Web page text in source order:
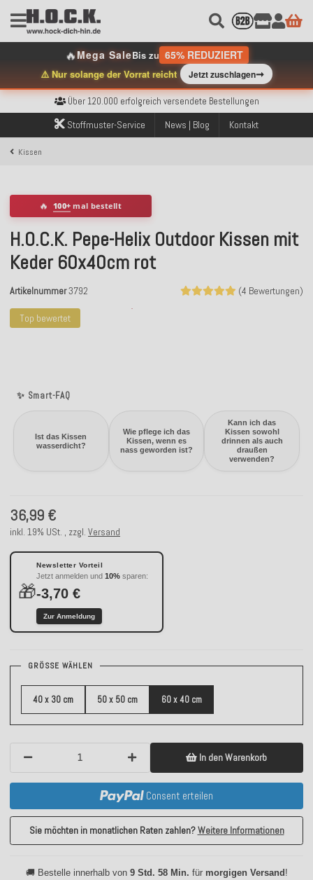
🔥Mega SaleBis zu 65% REDUZIERT
⚠️ Nur solange der Vorrat reicht Jetzt zuschlagen➞
Kostenloser Versand innerhalb Deutschlands ab 99€ Bestellwert
Über 120.000 erfolgreich versendete Bestellungen
Sicher bezahlen mit Klarna, PayPal & Amazon Pay
Kostenloser Versand innerhalb Deutschlands ab 99€ Bestellwert
Über 120.000 erfolgreich versendete Bestellungen
Kostenloser Versand innerhalb Deutschlands ab 99€ Bestellwert
Stoffmuster-Service News | Blog Kontakt
Kissen
Top bewertet
✨ Smart-FAQ
Ist das Kissen
wasserdicht?
Wie pflege ich das
Kissen, wenn es
nass geworden ist?
Kann ich das
Kissen sowohl
drinnen als auch
draußen
verwenden?
🔥 100+ mal bestellt
H.O.C.K. Pepe-Helix Outdoor Kissen mit
Keder 60x40cm rot
(4 Bewertungen)
Artikelnummer3792
36,99 €
inkl. 19% USt. , zzgl. Versand
🎁
Newsletter Vorteil
Jetzt anmelden und 10% sparen:
-3,70 €
Zur Anmeldung
GRÖSSE WÄHLEN
40 x 30 cm 50 x 50 cm 60 x 40 cm
In den Warenkorb
Consent erteilen
Sie möchten in monatlichen Raten zahlen?Weitere Informationen
🚚 Bestelle innerhalb von 9 Std. 58 Min. für morgigen Versand!